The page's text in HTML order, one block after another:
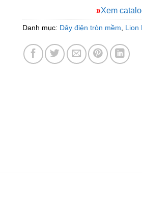
»Xem
Danh mục: Dây điện tròn mềm, Lion